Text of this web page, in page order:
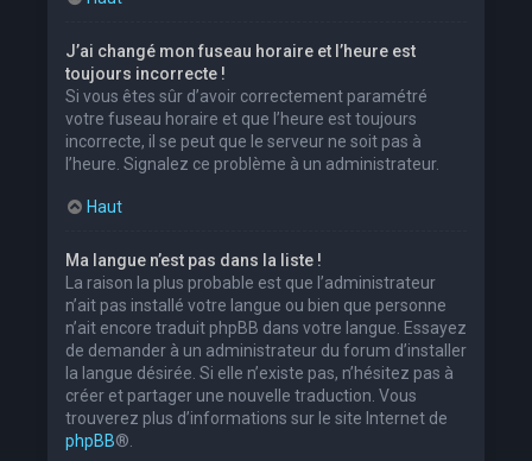
J’ai changé mon fuseau horaire et l’heure est
toujours incorrecte !
Si vous êtes sûr d’avoir correctement paramétré
votre fuseau horaire et que l’heure est toujours
incorrecte, il se peut que le serveur ne soit pas à
l’heure. Signalez ce problème à un administrateur.
Haut
Ma langue n’est pas dans la liste !
La raison la plus probable est que l’administrateur
n’ait pas installé votre langue ou bien que personne
n’ait encore traduit phpBB dans votre langue. Essayez
de demander à un administrateur du forum d’installer
la langue désirée. Si elle n’existe pas, n’hésitez pas à
créer et partager une nouvelle traduction. Vous
trouverez plus d’informations sur le site Internet de
phpBB®.